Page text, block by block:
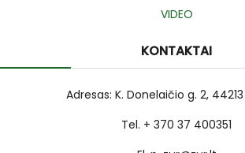
VIDEO
KONTAKTAI
Adresas: K. Donelaičio g. 2,
Tel. + 370 37 400351